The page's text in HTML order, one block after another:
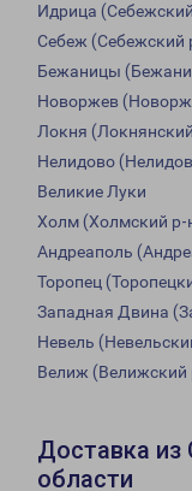
Идрица
Себеж (Себежский
Бежаницы
Новоржев
Локня
Нелидово
Великие Луки
Холм (Холмский р-
Андреаполь
Торопец
Западная Двина
Невель
Велиж (Велижский
Доставка из
области